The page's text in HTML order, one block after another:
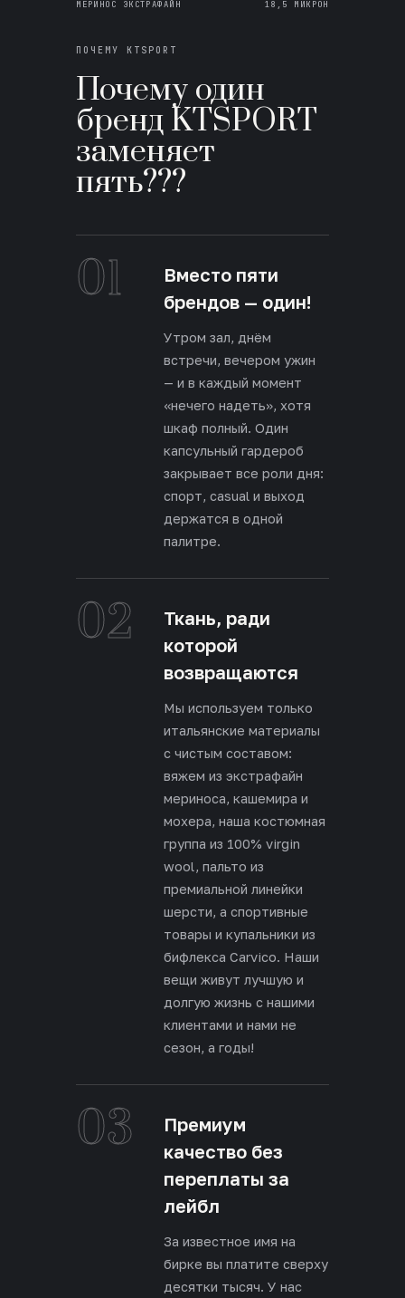
МЕРИНОС ЭКСТРАФАЙН 18,5 МИКРОН
ПОЧЕМУ KTSPORT
Почему один
бренд KTSPORT
заменяет
пять???
01
Вместо пяти
брендов — один!
Утром зал, днём
встречи, вечером ужин
— и в каждый момент
«нечего надеть», хотя
шкаф полный. Один
капсульный гардероб
закрывает все роли дня:
спорт, casual и выход
держатся в одной
палитре.
02
Ткань, ради
которой
возвращаются
Мы используем только
итальянские материалы
с чистым составом:
вяжем из экстрафайн
мериноса, кашемира и
мохера, наша костюмная
группа из 100% virgin
wool, пальто из
премиальной линейки
шерсти, а спортивные
товары и купальники из
бифлекса Carvico. Наши
вещи живут лучшую и
долгую жизнь с нашими
клиентами и нами не
сезон, а годы!
03
Премиум
качество без
переплаты за
лейбл
За известное имя на
бирке вы платите сверху
десятки тысяч. У нас